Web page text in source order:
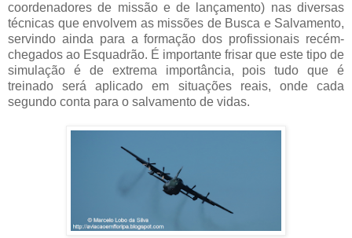
coordenadores de missão e de lançamento) nas diversas
técnicas que envolvem as missões de Busca e Salvamento,
servindo ainda para a formação dos profissionais recém-
chegados ao Esquadrão. É importante frisar que este tipo de
simulação é de extrema importância, pois tudo que é
treinado será aplicado em situações reais, onde cada
segundo conta para o salvamento de vidas.